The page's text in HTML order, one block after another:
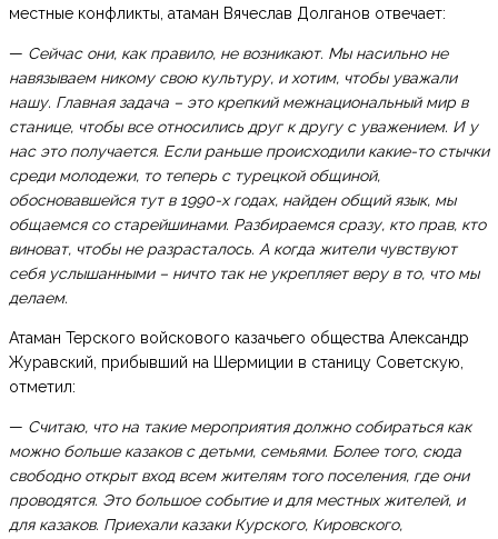
местные конфликты, атаман Вячеслав Долганов отвечает:
— Сейчас они, как правило, не возникают. Мы насильно не
навязываем никому свою культуру, и хотим, чтобы уважали
нашу. Главная задача – это крепкий межнациональный мир в
станице, чтобы все относились друг к другу с уважением. И у
нас это получается. Если раньше происходили какие-то стычки
среди молодежи, то теперь с турецкой общиной,
обосновавшейся тут в 1990-х годах, найден общий язык, мы
общаемся со старейшинами. Разбираемся сразу, кто прав, кто
виноват, чтобы не разрасталось. А когда жители чувствуют
себя услышанными – ничто так не укрепляет веру в то, что мы
делаем.
Атаман Терского войскового казачьего общества Александр
Журавский, прибывший на Шермиции в станицу Советскую,
отметил:
— Считаю, что на такие мероприятия должно собираться как
можно больше казаков с детьми, семьями. Более того, сюда
свободно открыт вход всем жителям того поселения, где они
проводятся. Это большое событие и для местных жителей, и
для казаков. Приехали казаки Курского, Кировского,